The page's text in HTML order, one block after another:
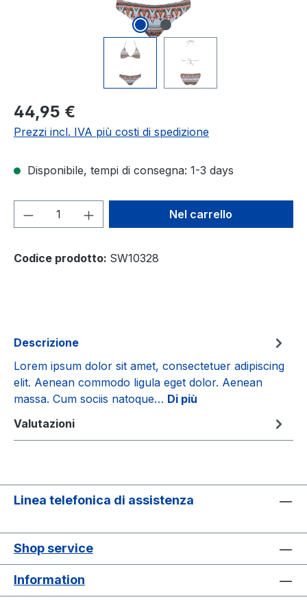
Prezzo normale:
44,95 €
Prezzi incl. IVA più costi di spedizione
Disponibile, tempi di consegna: 1-3 days
Quantità del prodotto: inserisci la
Nel carrello
Codice prodotto: SW10328
Descrizione
Lorem ipsum dolor sit amet, consectetuer adipiscing
elit. Aenean commodo ligula eget dolor. Aenean
massa. Cum sociis natoque… Di più
Valutazioni
Linea telefonica di assistenza
Shop service
Information